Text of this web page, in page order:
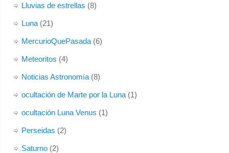
Lluvias de estrellas (8)
Luna(21)
MercurioQuePasada(6)
Meteoritos (4)
Noticias Astronomía(8)
ocultación de Marte por la Luna(1)
ocultación Luna Venus (1)
Perseidas (2)
Saturno(2)